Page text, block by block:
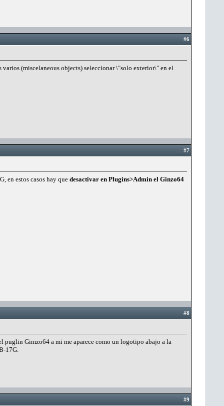
#6
varios (miscelaneous objects) seleccionar \"solo exterior\" en el
#7
en estos casos hay que desactivar en Plugins>Admin el Ginzo64
#8
puglin Gimzo64 a mi me aparece como un logotipo abajo a la
17G.
#9